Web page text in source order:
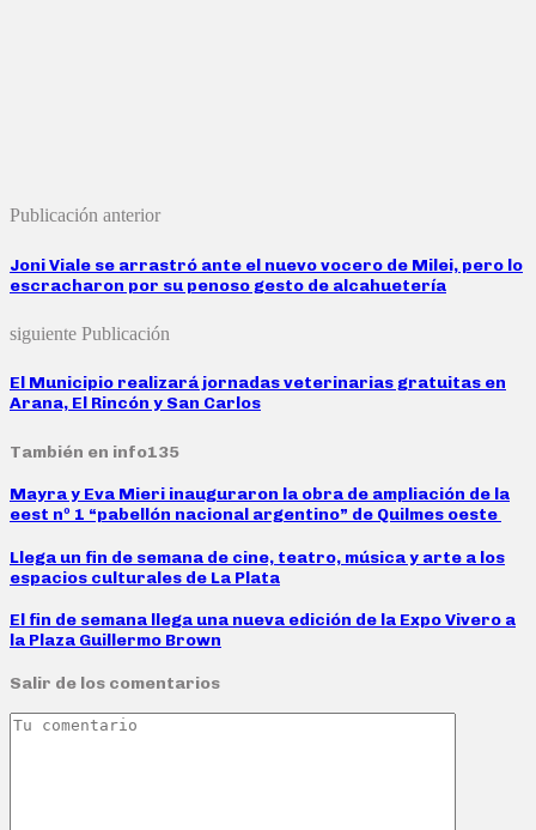
Publicación anterior
Joni Viale se arrastró ante el nuevo vocero de Milei, pero lo
escracharon por su penoso gesto de alcahuetería
siguiente Publicación
El Municipio realizará jornadas veterinarias gratuitas en
Arana, El Rincón y San Carlos
También en info135
Mayra y Eva Mieri inauguraron la obra de ampliación de la
eest nº 1 “pabellón nacional argentino” de Quilmes oeste
Llega un fin de semana de cine, teatro, música y arte a los
espacios culturales de La Plata
El fin de semana llega una nueva edición de la Expo Vivero a
la Plaza Guillermo Brown
Salir de los comentarios